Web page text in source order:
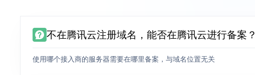
不在腾讯云注册域名，能否在腾讯云进行备案？
使用哪个接入商的服务器需要在哪里备案，与域名位置无关